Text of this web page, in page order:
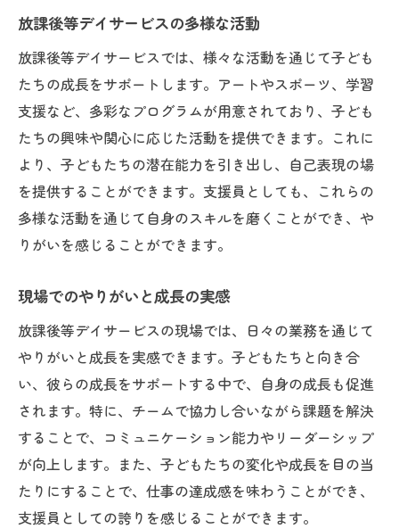
放課後等デイサービスの楽しさを知る
子どもたちと過ごす楽しい時間
放課後等デイサービスの日常の楽しみ
毎日が新しい発見の連続
支援員と子どもたちの楽しい交流
活動を通じた楽しさとやりがい
放課後等デイサービスの楽しみ方
放課後等デイサービスでの挑戦と学び
日々の業務から得る学び
放課後等デイサービスでの問題解決
支援員としての知識の蓄積
挑戦を通じた自己成長の実感
活動や挑戦が育むやりがい
放課後等デイサービスの多様な活動
放課後等デイサービスでは、様々な活動を通じて子ども
たちの成長をサポートします。アートやスポーツ、学習
支援など、多彩なプログラムが用意されており、子ども
たちの興味や関心に応じた活動を提供できます。これに
より、子どもたちの潜在能力を引き出し、自己表現の場
を提供することができます。支援員としても、これらの
多様な活動を通じて自身のスキルを磨くことができ、や
りがいを感じることができます。
現場でのやりがいと成長の実感
放課後等デイサービスの現場では、日々の業務を通じて
やりがいと成長を実感できます。子どもたちと向き合
い、彼らの成長をサポートする中で、自身の成長も促進
されます。特に、チームで協力し合いながら課題を解決
することで、コミュニケーション能力やリーダーシップ
が向上します。また、子どもたちの変化や成長を目の当
たりにすることで、仕事の達成感を味わうことができ、
支援員としての誇りを感じることができます。